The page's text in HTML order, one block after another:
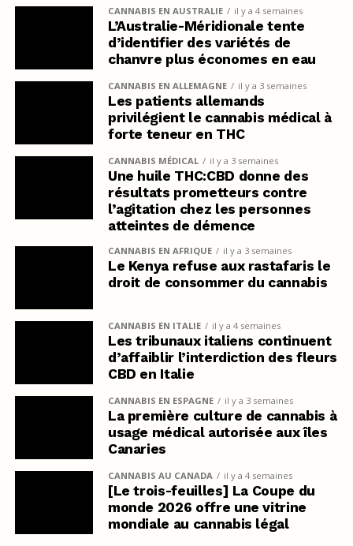
CANNABIS EN AUSTRALIE il y a 4 semaines
L’Australie-Méridionale tente
d’identifier des variétés de
chanvre plus économes en eau
CANNABIS EN ALLEMAGNE il y a 3 semaines
Les patients allemands
privilégient le cannabis médical à
forte teneur en THC
CANNABIS MÉDICAL il y a 3 semaines
Une huile THC:CBD donne des
résultats prometteurs contre
l’agitation chez les personnes
atteintes de démence
CANNABIS EN AFRIQUE il y a 3 semaines
Le Kenya refuse aux rastafaris le
droit de consommer du cannabis
CANNABIS EN ITALIE il y a 4 semaines
Les tribunaux italiens continuent
d’affaiblir l’interdiction des fleurs
CBD en Italie
CANNABIS EN ESPAGNE il y a 3 semaines
La première culture de cannabis à
usage médical autorisée aux îles
Canaries
CANNABIS AU CANADA il y a 4 semaines
[Le trois-feuilles] La Coupe du
monde 2026 offre une vitrine
mondiale au cannabis légal